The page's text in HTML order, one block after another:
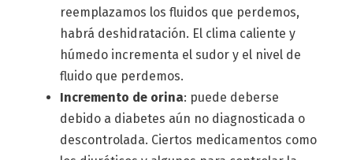
reemplazamos los fluidos que perdemos,
habrá deshidratación. El clima caliente y
húmedo incrementa el sudor y el nivel de
fluido que perdemos.
Incremento de orina: puede deberse
debido a diabetes aún no diagnosticada o
descontrolada. Ciertos medicamentos como